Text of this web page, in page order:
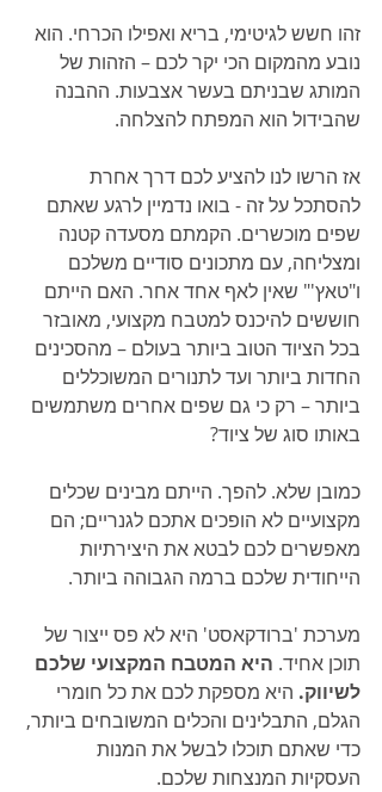
זהו חשש לגיטימי, בריא ואפילו הכרחי. הוא
נובע מהמקום הכי יקר לכם – הזהות של
המותג שבניתם בעשר אצבעות. ההבנה
שהבידול הוא המפתח להצלחה.
אז הרשו לנו להציע לכם דרך אחרת
להסתכל על זה - בואו נדמיין לרגע שאתם
שפים מוכשרים. הקמתם מסעדה קטנה
ומצליחה, עם מתכונים סודיים משלכם
ו"טאץ'" שאין לאף אחד אחר. האם הייתם
חוששים להיכנס למטבח מקצועי, מאובזר
בכל הציוד הטוב ביותר בעולם – מהסכינים
החדות ביותר ועד לתנורים המשוכללים
ביותר – רק כי גם שפים אחרים משתמשים
באותו סוג של ציוד?
כמובן שלא. להפך. הייתם מבינים שכלים
מקצועיים לא הופכים אתכם לגנריים; הם
מאפשרים לכם לבטא את היצירתיות
הייחודית שלכם ברמה הגבוהה ביותר.
מערכת 'ברודקאסט' היא לא פס ייצור של
תוכן אחיד. היא המטבח המקצועי שלכם
לשיווק. היא מספקת לכם את כל חומרי
הגלם, התבלינים והכלים המשובחים ביותר,
כדי שאתם תוכלו לבשל את המנות
העסקיות המנצחות שלכם.